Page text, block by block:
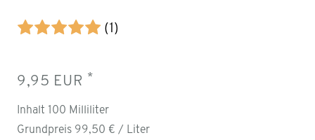
(1)
9,95 EUR *
Inhalt 100 Milliliter
Grundpreis 99,50 € / Liter